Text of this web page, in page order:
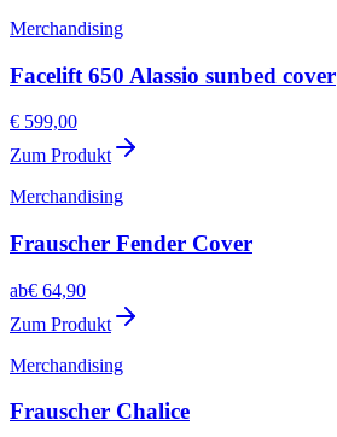
Merchandising
Facelift 650 Alassio sunbed cover
€ 599,00
Zum Produkt
Merchandising
Frauscher Fender Cover
ab€ 64,90
Zum Produkt
Merchandising
Frauscher Chalice